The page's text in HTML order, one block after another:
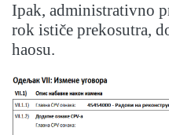
Ipak, administrativno
rok ističe prekosutra,
haosu.